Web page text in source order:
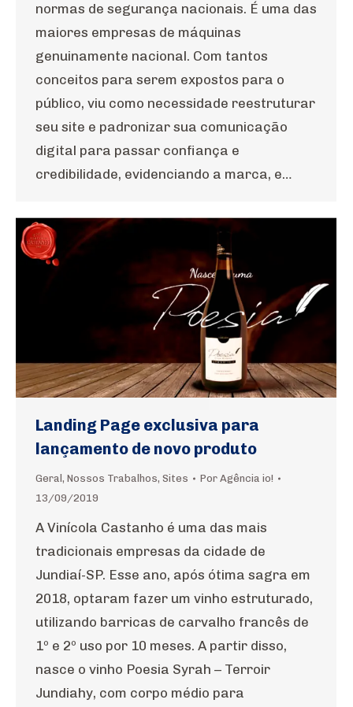
normas de segurança nacionais. É uma das
maiores empresas de máquinas
genuinamente nacional. Com tantos
conceitos para serem expostos para o
público, viu como necessidade reestruturar
seu site e padronizar sua comunicação
digital para passar confiança e
credibilidade, evidenciando a marca, e…
Landing Page exclusiva para
lançamento de novo produto
Geral , Nossos Trabalhos, Sites Por Agência io!
13/09/2019
A Vinícola Castanho é uma das mais
tradicionais empresas da cidade de
Jundiaí-SP. Esse ano, após ótima sagra em
2018, optaram fazer um vinho estruturado,
utilizando barricas de carvalho francês de
1º e 2º uso por 10 meses. A partir disso,
nasce o vinho Poesia Syrah – Terroir
Jundiahy, com corpo médio para